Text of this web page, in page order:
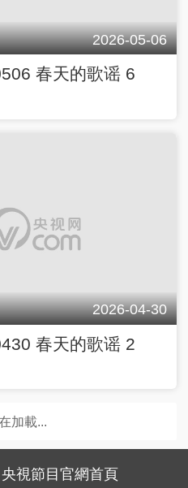
2026-05-06
春天的歌谣 6
2026-04-30
春天的歌谣 2
加載...
央視節目官網首頁